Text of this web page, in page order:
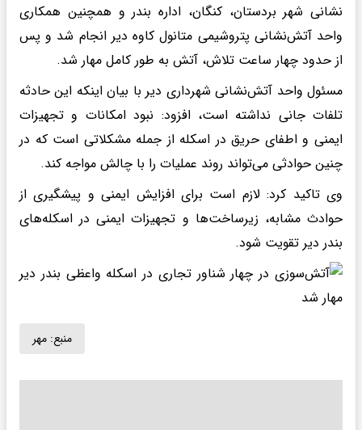
نشانی شهر بردستان، کنگان، اداره بندر و همچنین همکاری
واحد آتش‌نشانی پتروشیمی متانول کاوه دیر انجام شد و پس
از حدود چهار ساعت تلاش، آتش به طور کامل مهار شد.
مسئول واحد آتش‌نشانی شهرداری دیر با بیان اینکه این حادثه
تلفات جانی نداشته است، افزود: نبود امکانات و تجهیزات
ایمنی و اطفای حریق در اسکله از جمله مشکلاتی است که در
چنین حوادثی می‌تواند روند عملیات را با چالش مواجه کند.
وی تاکید کرد: لازم است برای افزایش ایمنی و پیشگیری از
حوادث مشابه، زیرساخت‌ها و تجهیزات ایمنی در اسکله‌های
بندر دیر تقویت شود.
منبع: مهر